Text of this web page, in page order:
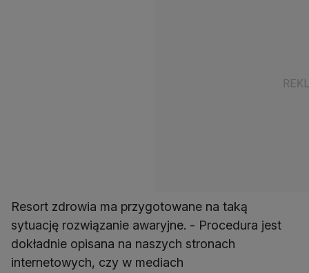
Resort zdrowia ma przygotowane na taką
sytuację rozwiązanie awaryjne. - Procedura jest
dokładnie opisana na naszych stronach
internetowych, czy w mediach